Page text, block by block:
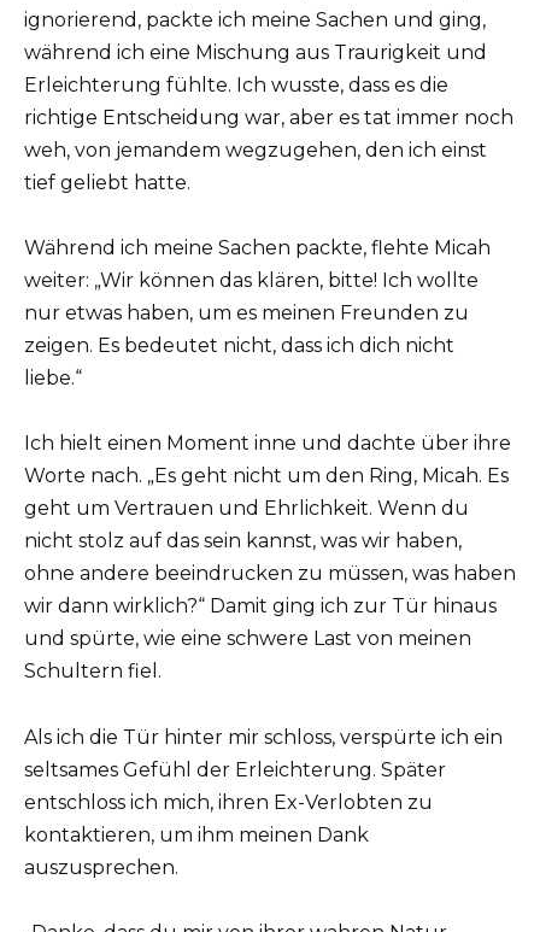
ignorierend, packte ich meine Sachen und ging,
während ich eine Mischung aus Traurigkeit und
Erleichterung fühlte. Ich wusste, dass es die
richtige Entscheidung war, aber es tat immer noch
weh, von jemandem wegzugehen, den ich einst
tief geliebt hatte.
Während ich meine Sachen packte, flehte Micah
weiter: „Wir können das klären, bitte! Ich wollte
nur etwas haben, um es meinen Freunden zu
zeigen. Es bedeutet nicht, dass ich dich nicht
liebe.“
Ich hielt einen Moment inne und dachte über ihre
Worte nach. „Es geht nicht um den Ring, Micah. Es
geht um Vertrauen und Ehrlichkeit. Wenn du
nicht stolz auf das sein kannst, was wir haben,
ohne andere beeindrucken zu müssen, was haben
wir dann wirklich?“ Damit ging ich zur Tür hinaus
und spürte, wie eine schwere Last von meinen
Schultern fiel.
Als ich die Tür hinter mir schloss, verspürte ich ein
seltsames Gefühl der Erleichterung. Später
entschloss ich mich, ihren Ex-Verlobten zu
kontaktieren, um ihm meinen Dank
auszusprechen.